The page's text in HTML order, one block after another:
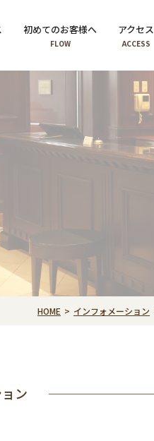
初めてのお客様へ
FLOW
アクセス
ACCESS
HOME インフォメーション
ン